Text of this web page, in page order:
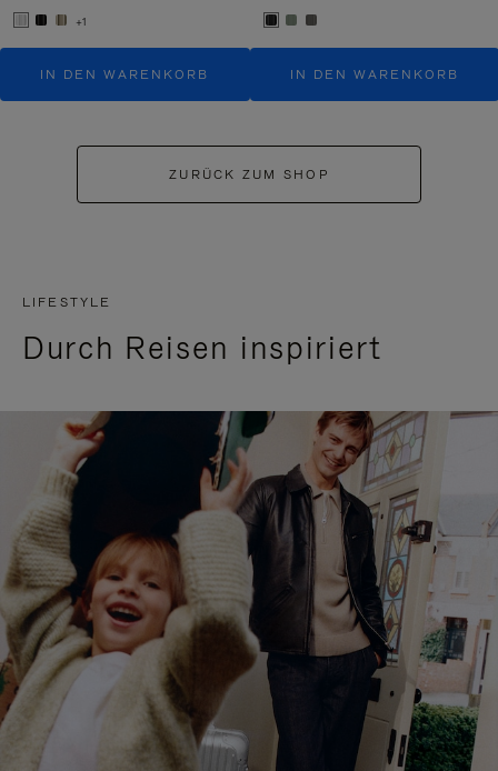
+1
IN DEN WARENKORB IN DEN WARENKORB
ZURÜCK ZUM SHOP
LIFESTYLE
Durch Reisen inspiriert